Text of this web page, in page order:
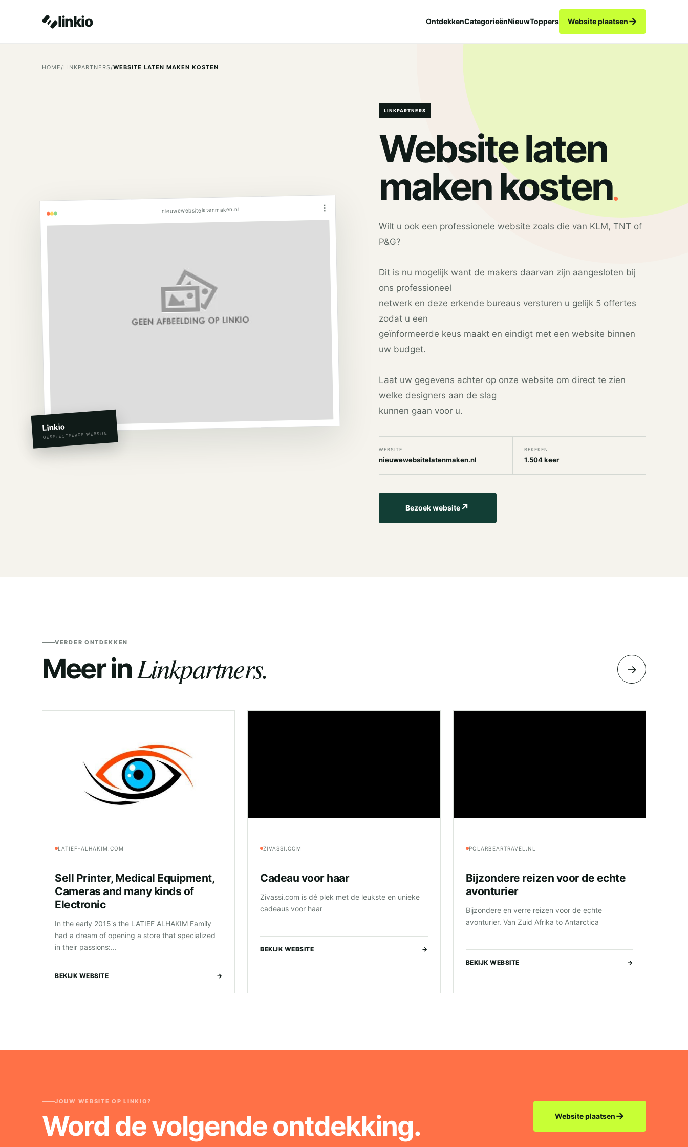
linkio OntdekkenCategorieënNieuwToppers Website plaatsen→
HOME/LINKPARTNERS/WEBSITE LATEN MAKEN KOSTEN
nieuwewebsitelatenmaken.nl ⋮
Linkio
GESELECTEERDE WEBSITE
LINKPARTNERS
Website laten
maken kosten.
Wilt u ook een professionele website zoals die van KLM, TNT of
P&G?
Dit is nu mogelijk want de makers daarvan zijn aangesloten bij
ons professioneel
netwerk en deze erkende bureaus versturen u gelijk 5 offertes
zodat u een
geïnformeerde keus maakt en eindigt met een website binnen
uw budget.
Laat uw gegevens achter op onze website om direct te zien
welke designers aan de slag
kunnen gaan voor u.
WEBSITE
nieuwewebsitelatenmaken.nl
BEKEKEN
1.504 keer
Bezoek website↗
VERDER ONTDEKKEN
Meer inLinkpartners. →
LATIEF-ALHAKIM.COM
Sell Printer, Medical Equipment,
Cameras and many kinds of
Electronic
In the early 2015's the LATIEF ALHAKIM Family
had a dream of opening a store that specialized
in their passions:...
BEKIJK WEBSITE →
ZIVASSI.COM
Cadeau voor haar
Zivassi.com is dé plek met de leukste en unieke
cadeaus voor haar
BEKIJK WEBSITE →
POLARBEARTRAVEL.NL
Bijzondere reizen voor de echte
avonturier
Bijzondere en verre reizen voor de echte
avonturier. Van Zuid Afrika to Antarctica
BEKIJK WEBSITE →
JOUW WEBSITE OP LINKIO?
Word de volgende ontdekking. Website plaatsen→